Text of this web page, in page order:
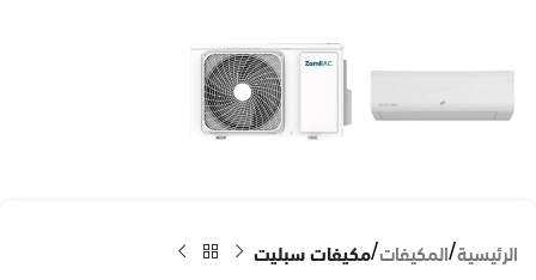
الرئيسية المكيفات مكيفات سبليت